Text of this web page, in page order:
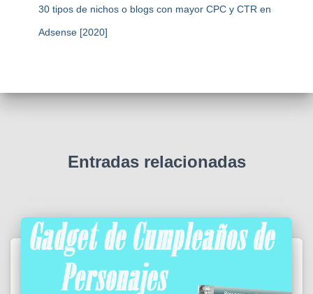
30 tipos de nichos o blogs con mayor CPC y CTR en
Adsense [2020]
Entradas relacionadas